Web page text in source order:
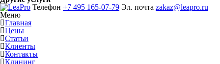
Телефон +7 495 165-07-79 Эл. почта zakaz@leapro.ru
Меню
Главная
Цены
Статьи
Клиенты
Контакты
Клининг